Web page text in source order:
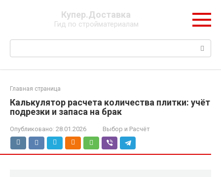
Купер.Доставка
Гид по стройматериалам
Поиск:
Главная страница
Калькулятор расчета количества плитки: учёт
подрезки и запаса на брак
Опубликовано: 28.01.2026 Выбор и Расчёт